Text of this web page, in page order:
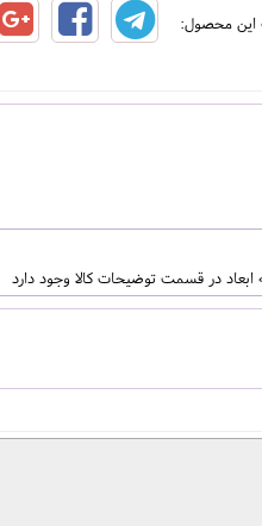
این محصول: